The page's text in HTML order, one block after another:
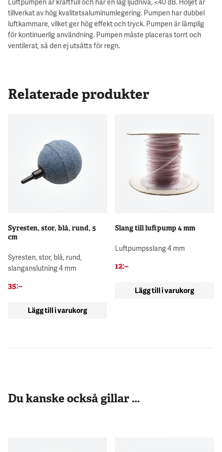
tillverkat av hög kvalitetsaluminumlegering. Pumpen har dubbel
luftkammare, vilket ger hög effekt och tryck. Pumpen är lämplig
för kontinuerlig användning. Pumpen måste placeras torrt och
ventilerat, så den ej utsätts för regn.
Relaterade produkter
Syresten, stor, blå, rund, 5
cm
Syresten, stor, blå, rund,
slanganslutning 4 mm
35:–
Lägg till i varukorg
Slang till luftpump 4 mm
Luftpumpsslang 4 mm
12:–
Lägg till i varukorg
Du kanske också gillar …